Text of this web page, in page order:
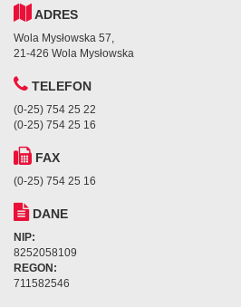
ADRES
Wola Mysłowska 57,
21-426 Wola Mysłowska
TELEFON
(0-25) 754 25 22
(0-25) 754 25 16
FAX
(0-25) 754 25 16
DANE
NIP:
8252058109
REGON:
711582546